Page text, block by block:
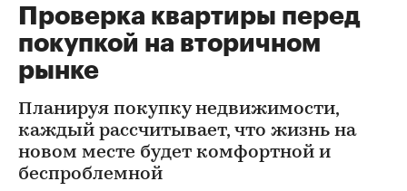
Проверка квартиры перед
покупкой на вторичном
рынке
Планируя покупку недвижимости,
каждый рассчитывает, что жизнь на
новом месте будет комфортной и
беспроблемной